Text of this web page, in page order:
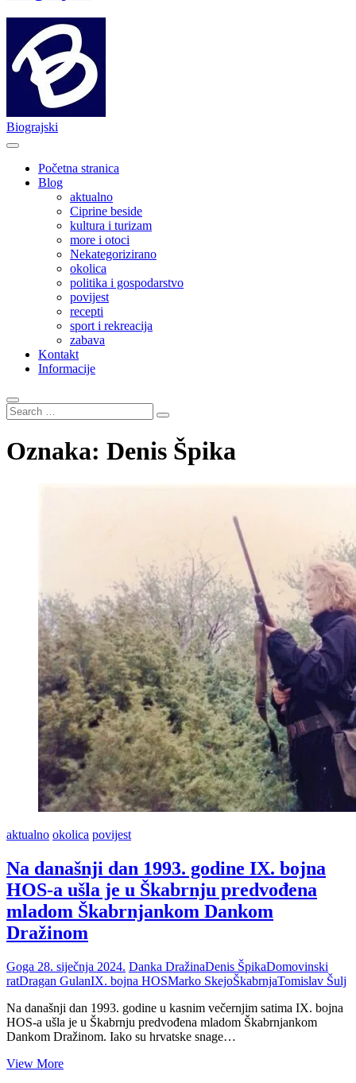
Biograjski
Početna stranica
Blog
aktualno
Ciprine beside
kultura i turizam
more i otoci
Nekategorizirano
okolica
politika i gospodarstvo
povijest
recepti
sport i rekreacija
zabava
Kontakt
Informacije
Search
…
Oznaka: Denis Špika
aktualno okolica povijest
Na današnji dan 1993. godine IX. bojna
HOS-a ušla je u Škabrnju predvođena
mladom Škabrnjankom Dankom
Dražinom
Goga 28. siječnja 2024. Danka DražinaDenis ŠpikaDomovinski
ratDragan GulanIX. bojna HOSMarko SkejoŠkabrnjaTomislav Šulj
Na današnji dan 1993. godine u kasnim večernjim satima IX. bojna
HOS-a ušla je u Škabrnju predvođena mladom Škabrnjankom
Dankom Dražinom. Iako su hrvatske snage…
View MoreNa